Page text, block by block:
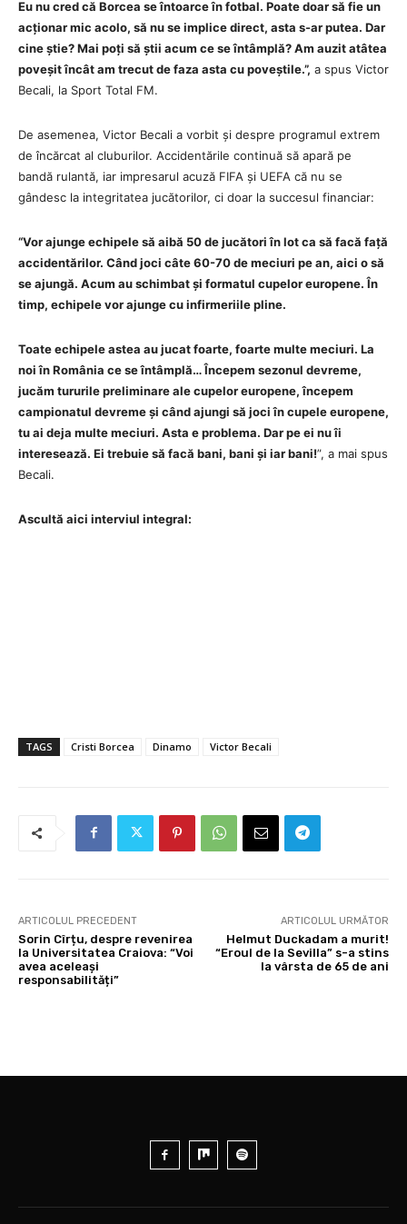
Eu nu cred că Borcea se întoarce în fotbal. Poate doar să fie un
acționar mic acolo, să nu se implice direct, asta s-ar putea. Dar
cine știe? Mai poți să știi acum ce se întâmplă? Am auzit atâtea
poveșit încât am trecut de faza asta cu poveștile.”, a spus Victor
Becali, la Sport Total FM.
De asemenea, Victor Becali a vorbit și despre programul extrem
de încărcat al cluburilor. Accidentările continuă să apară pe
bandă rulantă, iar impresarul acuză FIFA și UEFA că nu se
gândesc la integritatea jucătorilor, ci doar la succesul financiar:
“Vor ajunge echipele să aibă 50 de jucători în lot ca să facă față
accidentărilor. Când joci câte 60-70 de meciuri pe an, aici o să
se ajungă. Acum au schimbat și formatul cupelor europene. În
timp, echipele vor ajunge cu infirmeriile pline.
Toate echipele astea au jucat foarte, foarte multe meciuri. La
noi în România ce se întâmplă… Începem sezonul devreme,
jucăm tururile preliminare ale cupelor europene, începem
campionatul devreme și când ajungi să joci în cupele europene,
tu ai deja multe meciuri. Asta e problema. Dar pe ei nu îi
interesează. Ei trebuie să facă bani, bani și iar bani!”, a mai spus
Becali.
Ascultă aici interviul integral:
TAGS Cristi Borcea Dinamo Victor Becali
ARTICOLUL PRECEDENT
Sorin Cîrțu, despre revenirea
la Universitatea Craiova: “Voi
avea aceleași
responsabilități”
ARTICOLUL URMĂTOR
Helmut Duckadam a murit!
“Eroul de la Sevilla” s-a stins
la vârsta de 65 de ani